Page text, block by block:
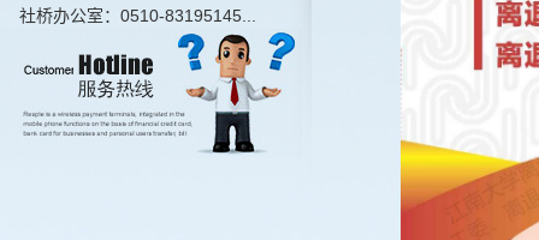
社桥办公室：0510-83195145...